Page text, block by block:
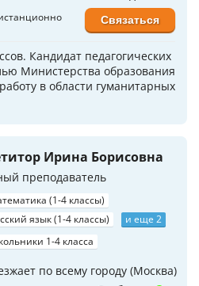
Кандидат педагогических
Министерства образования
в области гуманитарных
Связаться
Ирина Борисовна
преподаватель
(1-4 классы)
язык (1-4 классы)
и еще 2
1-4 класса
по всему городу (Москва)